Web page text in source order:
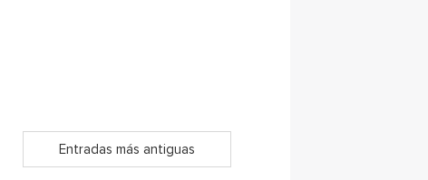
Entradas más antiguas